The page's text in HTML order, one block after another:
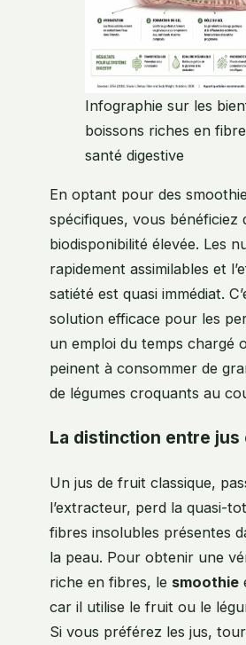
Infographie sur les
boissons riches en
santé digestive
En optant pour des
spécifiques, vous bénéficiez
biodisponibilité élevée. Les
rapidement assimilables et
satiété est quasi immédiat.
solution efficace pour les
un emploi du temps chargé
peinent à consommer de
de légumes croquants au
La distinction entre jus
Un jus de fruit classique,
l’extracteur, perd la quasi-
fibres insolubles présentes
la peau. Pour obtenir une
riche en fibres, le smoothie
car il utilise le fruit ou le
Si vous préférez les jus,